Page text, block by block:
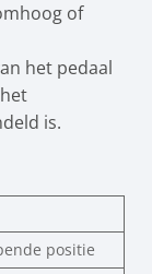
of
het pedaal
is.
positie